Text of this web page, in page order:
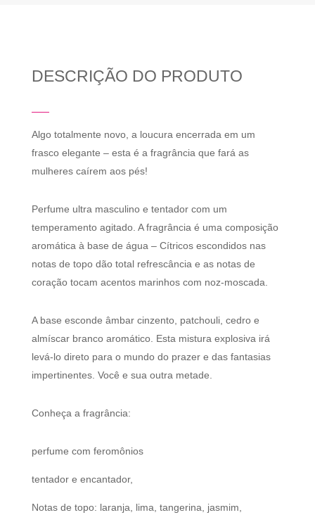
DESCRIÇÃO DO PRODUTO
Algo totalmente novo, a loucura encerrada em um
frasco elegante – esta é a fragrância que fará as
mulheres caírem aos pés!
Perfume ultra masculino e tentador com um
temperamento agitado. A fragrância é uma composição
aromática à base de água – Cítricos escondidos nas
notas de topo dão total refrescância e as notas de
coração tocam acentos marinhos com noz-moscada.
A base esconde âmbar cinzento, patchouli, cedro e
almíscar branco aromático. Esta mistura explosiva irá
levá-lo direto para o mundo do prazer e das fantasias
impertinentes. Você e sua outra metade.
Conheça a fragrância:
perfume com feromônios
tentador e encantador,
Notas de topo: laranja, lima, tangerina, jasmim,